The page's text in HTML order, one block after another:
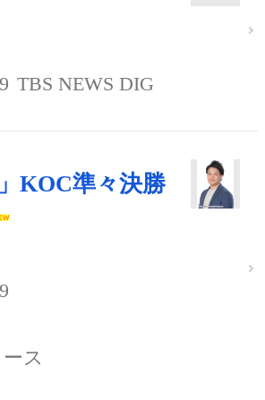
TBS NEWS DIG
KOC準々決勝
ス